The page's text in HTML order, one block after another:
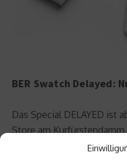
BER Swatch Delayed:
Das Special DELAYED ist
Store am
Flughafen Berlin